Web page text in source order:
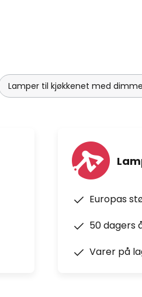
Lamper til kjøkkenet med
Europas
50 dagers
Varer på